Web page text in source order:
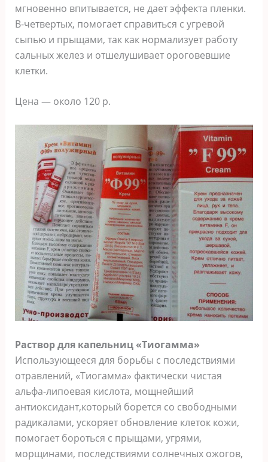
мгновенно впитывается, не дает эффекта пленки.
В-четвертых, помогает справиться с угревой
сыпью и прыщами, так как нормализует работу
сальных желез и отшелушивает ороговевшие
клетки.
Цена — около 120 р.
Раствор для капельниц «Тиогамма»
Использующееся для борьбы с последствиями
отравлений, «Тиогамма» фактически чистая
альфа-липоевая кислота, мощнейший
антиоксидант,который борется со свободными
радикалами, ускоряет обновление клеток кожи,
помогает бороться с прыщами, угрями,
морщинами, последствиями солнечных ожогов,